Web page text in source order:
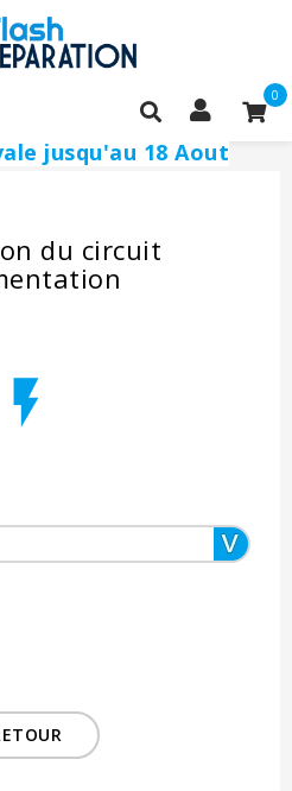
0
jusqu'au 18 Aout
du circuit
flash_on